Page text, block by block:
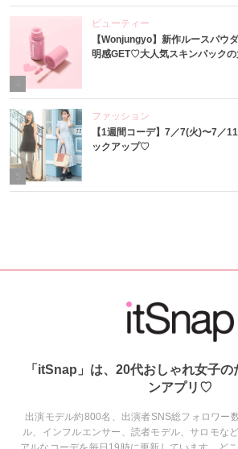
4
ビューティー
【Wonjungyo】新作ルースパウ
明感GET♡大人気スキンパックの
ファッション
【1週間コーデ】7／7(火)〜7／
ックアップ♡
「itSnap」は、20代おしゃれ女子の
ンアプリ♡
出演モデル約800名、出演者SNS総フォロワー
ル、インフルエンサー、読者モデル、サロモな